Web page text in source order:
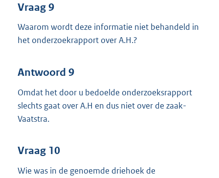
Vraag 9
Waarom wordt deze informatie niet behandeld in
het onderzoekrapport over A.H.?
Antwoord 9
Omdat het door u bedoelde onderzoeksrapport
slechts gaat over A.H en dus niet over de zaak-
Vaatstra.
Vraag 10
Wie was in de genoemde driehoek de